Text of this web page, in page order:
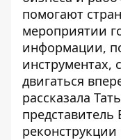
помогают
мероприятии
информации,
двигаться
рассказала
представитель